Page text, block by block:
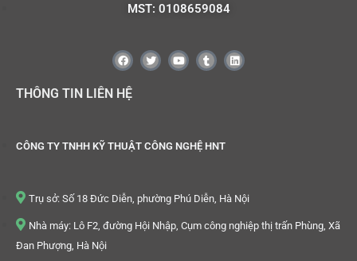
MST: 0108659084
THÔNG TIN LIÊN HỆ
CÔNG TY TNHH KỸ THUẬT CÔNG NGHỆ HNT
Trụ sở: Số 18 Đức Diễn, phường Phú Diễn, Hà Nội
Nhà máy: Lô F2, đường Hội Nhập, Cụm công nghiệp thị trấn Phùng, Xã
Đan Phượng, Hà Nội